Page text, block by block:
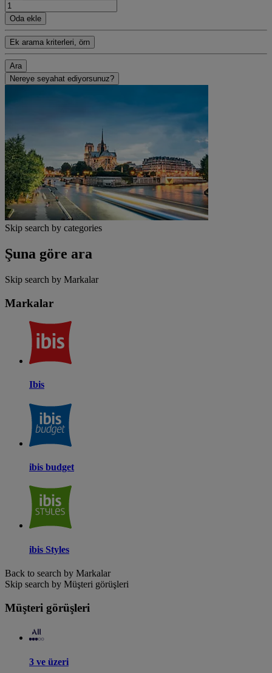
Oda ekle
Ek arama kriterleri, örn
Ara
Nereye seyahat ediyorsunuz?
Skip search by categories
Şuna göre ara
Skip search by Markalar
Markalar
Ibis
ibis budget
ibis Styles
Back to search by Markalar
Skip search by Müşteri görüşleri
Müşteri görüşleri
3 ve üzeri